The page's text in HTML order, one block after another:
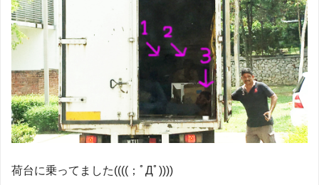
荷台に乗ってました((((；ﾟДﾟ))))